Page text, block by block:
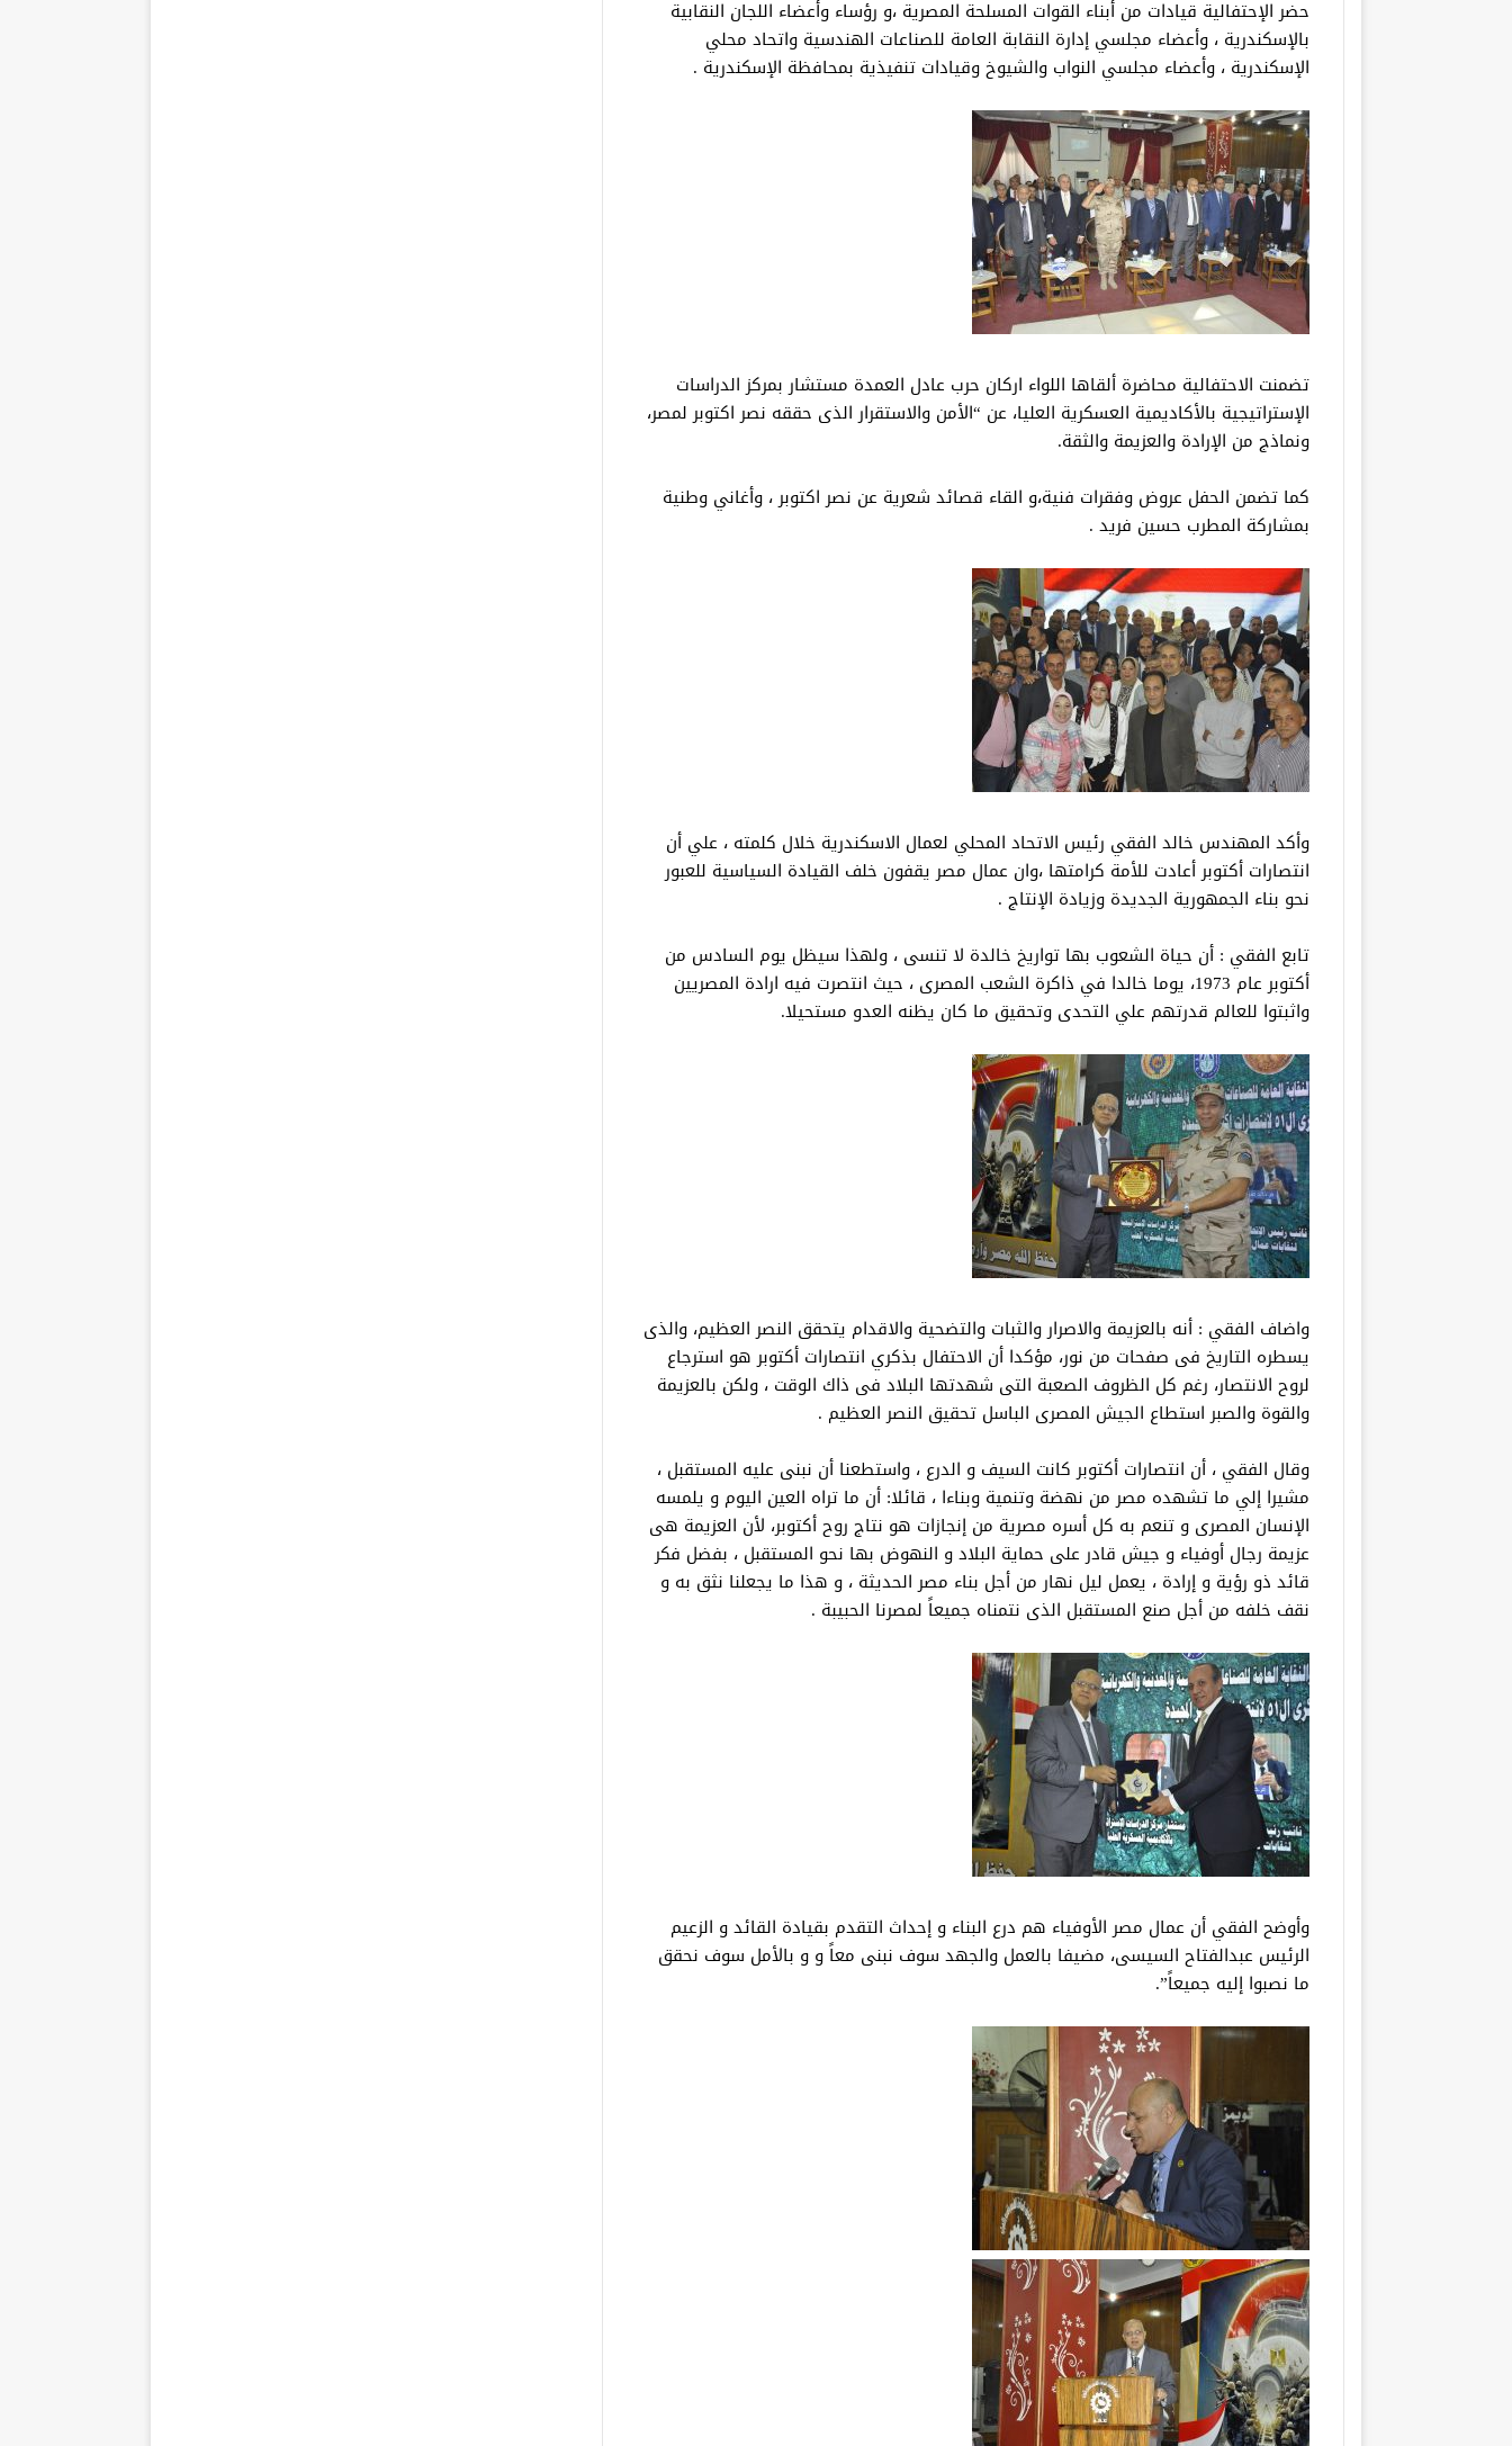
حضر الإحتفالية قيادات من أبناء القوات المسلحة المصرية ،و رؤساء وأعضاء اللجان النقابية
بالإسكندرية ، وأعضاء مجلسي إدارة النقابة العامة للصناعات الهندسية واتحاد محلي
الإسكندرية ، وأعضاء مجلسي النواب والشيوخ وقيادات تنفيذية بمحافظة الإسكندرية .
تضمنت الاحتفالية محاضرة ألقاها اللواء اركان حرب عادل العمدة مستشار بمركز الدراسات
الإستراتيجية بالأكاديمية العسكرية العليا، عن “الأمن والاستقرار الذى حققه نصر اكتوبر لمصر،
ونماذج من الإرادة والعزيمة والثقة.
كما تضمن الحفل عروض وفقرات فنية،و القاء قصائد شعرية عن نصر اكتوبر ، وأغاني وطنية
بمشاركة المطرب حسين فريد .
وأكد المهندس خالد الفقي رئيس الاتحاد المحلي لعمال الاسكندرية خلال كلمته ، علي أن
انتصارات أكتوبر أعادت للأمة كرامتها ،وان عمال مصر يقفون خلف القيادة السياسية للعبور
نحو بناء الجمهورية الجديدة وزيادة الإنتاج .
تابع الفقي : أن حياة الشعوب بها تواريخ خالدة لا تنسى ، ولهذا سيظل يوم السادس من
أكتوبر عام 1973، يوما خالدا في ذاكرة الشعب المصرى ، حيث انتصرت فيه ارادة المصريين
واثبتوا للعالم قدرتهم علي التحدى وتحقيق ما كان يظنه العدو مستحيلا.
واضاف الفقي : أنه بالعزيمة والاصرار والثبات والتضحية والاقدام يتحقق النصر العظيم، والذى
يسطره التاريخ فى صفحات من نور، مؤكدا أن الاحتفال بذكري انتصارات أكتوبر هو استرجاع
لروح الانتصار، رغم كل الظروف الصعبة التى شهدتها البلاد فى ذاك الوقت ، ولكن بالعزيمة
والقوة والصبر استطاع الجيش المصرى الباسل تحقيق النصر العظيم .
وقال الفقي ، أن انتصارات أكتوبر كانت السيف و الدرع ، واستطعنا أن نبنى عليه المستقبل ،
مشيرا إلي ما تشهده مصر من نهضة وتنمية وبناءا ، قائلا: أن ما تراه العين اليوم و يلمسه
الإنسان المصرى و تنعم به كل أسره مصرية من إنجازات هو نتاج روح أكتوبر، لأن العزيمة هى
عزيمة رجال أوفياء و جيش قادر على حماية البلاد و النهوض بها نحو المستقبل ، بفضل فكر
قائد ذو رؤية و إرادة ، يعمل ليل نهار من أجل بناء مصر الحديثة ، و هذا ما يجعلنا نثق به و
نقف خلفه من أجل صنع المستقبل الذى نتمناه جميعاً لمصرنا الحبيبة .
وأوضح الفقي أن عمال مصر الأوفياء هم درع البناء و إحداث التقدم بقيادة القائد و الزعيم
الرئيس عبدالفتاح السيسى، مضيفا بالعمل والجهد سوف نبنى معاً و و بالأمل سوف نحقق
ما نصبوا إليه جميعاً”.